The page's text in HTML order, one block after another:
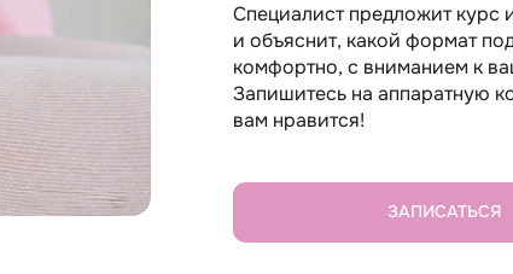
Специалист предложит курс
и объяснит, какой формат
комфортно, с вниманием к
Запишитесь на аппаратную
вам нравится!
ЗАПИСАТЬСЯ